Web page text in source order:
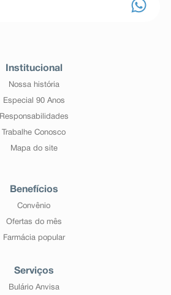
Institucional
Nossa história
Especial 90 Anos
Responsabilidades
Trabalhe Conosco
Mapa do site
Benefícios
Convênio
Ofertas do mês
Farmácia popular
Serviços
Bulário Anvisa